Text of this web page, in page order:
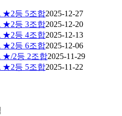
★2등 5조합2025-12-27
★2등 3조합2025-12-20
★2등 4조합2025-12-13
★2등 6조합2025-12-06
★/2등 2조합2025-11-29
★2등 5조합2025-11-22